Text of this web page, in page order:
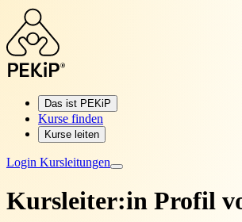
Das ist PEKiP
Kurse finden
Kurse leiten
Login Kursleitungen
Kursleiter:in Profil